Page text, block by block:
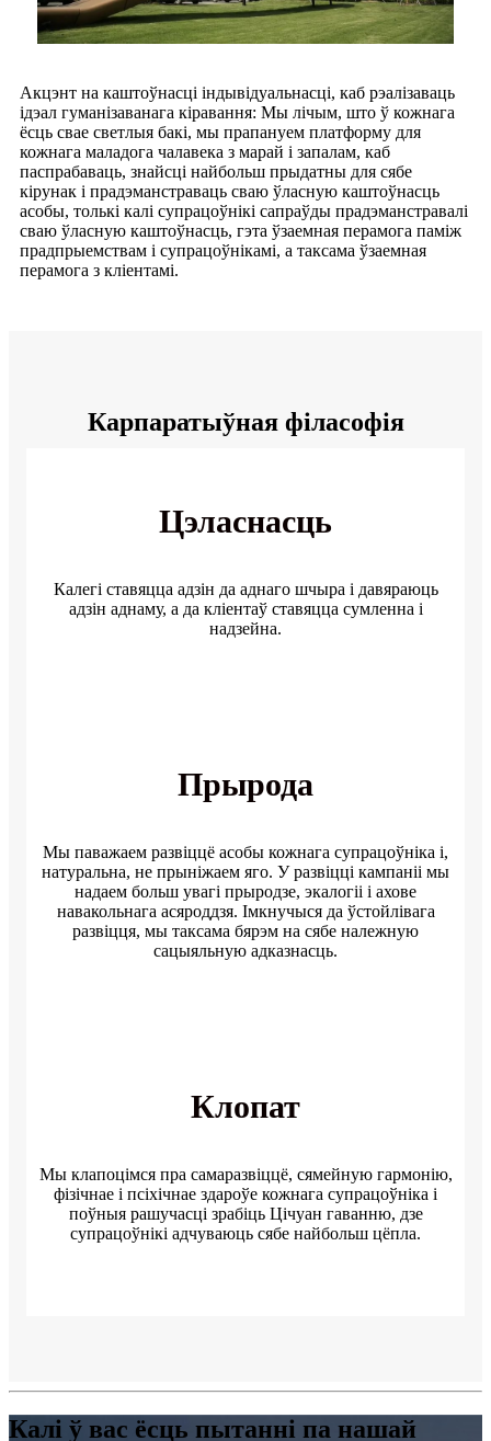
Акцэнт на каштоўнасці індывідуальнасці, каб рэалізаваць
ідэал гуманізаванага кіравання: Мы лічым, што ў кожнага
ёсць свае светлыя бакі, мы прапануем платформу для
кожнага маладога чалавека з марай і запалам, каб
паспрабаваць, знайсці найбольш прыдатны для сябе
кірунак і прадэманстраваць сваю ўласную каштоўнасць
асобы, толькі калі супрацоўнікі сапраўды прадэманстравалі
сваю ўласную каштоўнасць, гэта ўзаемная перамога паміж
прадпрыемствам і супрацоўнікамі, а таксама ўзаемная
перамога з кліентамі.
Карпаратыўная філасофія
Цэласнасць
Калегі ставяцца адзін да аднаго шчыра і давяраюць
адзін аднаму, а да кліентаў ставяцца сумленна і
надзейна.
Прырода
Мы паважаем развіццё асобы кожнага супрацоўніка і,
натуральна, не прыніжаем яго. У развіцці кампаніі мы
надаем больш увагі прыродзе, экалогіі і ахове
навакольнага асяроддзя. Імкнучыся да ўстойлівага
развіцця, мы таксама бярэм на сябе належную
сацыяльную адказнасць.
Клопат
Мы клапоцімся пра самаразвіццё, сямейную гармонію,
фізічнае і псіхічнае здароўе кожнага супрацоўніка і
поўныя рашучасці зрабіць Цічуан гаванню, дзе
супрацоўнікі адчуваюць сябе найбольш цёпла.
Калі ў вас ёсць пытанні па нашай